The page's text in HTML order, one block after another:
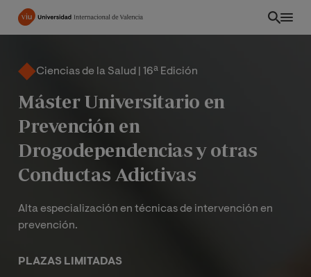
Pasar
ES
Ciencias de la Salud | 16ª Edición
Máster Universitario en
Prevención en
Drogodependencias y otras
Conductas Adictivas
Alta especialización en técnicas de intervención en
prevención.
PLAZAS LIMITADAS